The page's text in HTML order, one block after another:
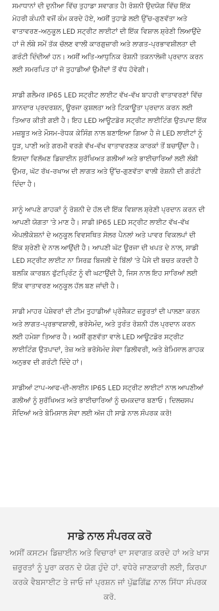
ਸਮਾਧਾਨਾਂ ਦੀ ਦੁਨੀਆ ਵਿੱਚ ਤੁਹਾਡਾ ਸਵਾਗਤ ਹੈ! ਰੋਸ਼ਨੀ ਉਦਯੋਗ ਵਿੱਚ ਇੱਕ
ਮੋਹਰੀ ਕੰਪਨੀ ਵਜੋਂ ਕੰਮ ਕਰਦੇ ਹੋਏ, ਅਸੀਂ ਤੁਹਾਡੇ ਲਈ ਉੱਚ-ਗੁਣਵੱਤਾ ਅਤੇ
ਵਾਤਾਵਰਣ-ਅਨੁਕੂਲ LED ਸਟ੍ਰੀਟ ਲਾਈਟਾਂ ਦੀ ਇੱਕ ਵਿਸ਼ਾਲ ਸ਼੍ਰੇਣੀ ਲਿਆਉਂਦੇ
ਹਾਂ ਜੋ ਲੰਬੇ ਸਮੇਂ ਤੱਕ ਚੱਲਣ ਵਾਲੀ ਕਾਰਗੁਜ਼ਾਰੀ ਅਤੇ ਲਾਗਤ-ਪ੍ਰਭਾਵਸ਼ੀਲਤਾ ਦੀ
ਗਰੰਟੀ ਦਿੰਦੀਆਂ ਹਨ। ਅਸੀਂ ਅਤਿ-ਆਧੁਨਿਕ ਰੋਸ਼ਨੀ ਤਕਨਾਲੋਜੀ ਪ੍ਰਦਾਨ ਕਰਨ
ਲਈ ਸਮਰਪਿਤ ਹਾਂ ਜੋ ਤੁਹਾਡੀਆਂ ਉਮੀਦਾਂ ਤੋਂ ਵੱਧ ਹੋਵੇਗੀ।
ਸਾਡੀ ਗਲੈਮਰ IP65 LED ਸਟ੍ਰੀਟ ਲਾਈਟ ਵੱਖ-ਵੱਖ ਬਾਹਰੀ ਵਾਤਾਵਰਣਾਂ ਵਿੱਚ
ਸ਼ਾਨਦਾਰ ਪ੍ਰਦਰਸ਼ਨ, ਊਰਜਾ ਕੁਸ਼ਲਤਾ ਅਤੇ ਟਿਕਾਊਤਾ ਪ੍ਰਦਾਨ ਕਰਨ ਲਈ
ਤਿਆਰ ਕੀਤੀ ਗਈ ਹੈ। ਇਹ LED ਆਊਟਡੋਰ ਸਟ੍ਰੀਟ ਲਾਈਟਿੰਗ ਉਤਪਾਦ ਇੱਕ
ਮਜ਼ਬੂਤ ​​ਅਤੇ ਮੌਸਮ-ਰੋਧਕ ਕੇਸਿੰਗ ਨਾਲ ਬਣਾਇਆ ਗਿਆ ਹੈ ਜੋ LED ਲਾਈਟਾਂ ਨੂੰ
ਧੂੜ, ਪਾਣੀ ਅਤੇ ਗਰਮੀ ਵਰਗੇ ਵੱਖ-ਵੱਖ ਵਾਤਾਵਰਣਕ ਕਾਰਕਾਂ ਤੋਂ ਬਚਾਉਂਦਾ ਹੈ।
ਇਸਦਾ ਵਿਲੱਖਣ ਡਿਜ਼ਾਈਨ ਸੁਰੱਖਿਅਤ ਗਲੀਆਂ ਅਤੇ ਭਾਈਚਾਰਿਆਂ ਲਈ ਲੰਬੀ
ਉਮਰ, ਘੱਟ ਰੱਖ-ਰਖਾਅ ਦੀ ਲਾਗਤ ਅਤੇ ਉੱਚ-ਗੁਣਵੱਤਾ ਵਾਲੀ ਰੋਸ਼ਨੀ ਦੀ ਗਰੰਟੀ
ਦਿੰਦਾ ਹੈ।
ਸਾਨੂੰ ਆਪਣੇ ਗਾਹਕਾਂ ਨੂੰ ਰੋਸ਼ਨੀ ਦੇ ਹੱਲ ਦੀ ਇੱਕ ਵਿਸ਼ਾਲ ਸ਼੍ਰੇਣੀ ਪ੍ਰਦਾਨ ਕਰਨ ਦੀ
ਆਪਣੀ ਯੋਗਤਾ 'ਤੇ ਮਾਣ ਹੈ। ਸਾਡੀ IP65 LED ਸਟ੍ਰੀਟ ਲਾਈਟ ਵੱਖ-ਵੱਖ
ਐਪਲੀਕੇਸ਼ਨਾਂ ਦੇ ਅਨੁਕੂਲ ਵਿਵਸਥਿਤ ਸੋਲਰ ਪੈਨਲਾਂ ਅਤੇ ਪਾਵਰ ਵਿਕਲਪਾਂ ਦੀ
ਇੱਕ ਸ਼੍ਰੇਣੀ ਦੇ ਨਾਲ ਆਉਂਦੀ ਹੈ। ਆਪਣੀ ਘੱਟ ਊਰਜਾ ਦੀ ਖਪਤ ਦੇ ਨਾਲ, ਸਾਡੀ
LED ਸਟ੍ਰੀਟ ਲਾਈਟ ਨਾ ਸਿਰਫ਼ ਬਿਜਲੀ ਦੇ ਬਿੱਲਾਂ 'ਤੇ ਪੈਸੇ ਦੀ ਬਚਤ ਕਰਦੀ ਹੈ
ਬਲਕਿ ਕਾਰਬਨ ਫੁੱਟਪ੍ਰਿੰਟ ਨੂੰ ਵੀ ਘਟਾਉਂਦੀ ਹੈ, ਜਿਸ ਨਾਲ ਇਹ ਸਾਰਿਆਂ ਲਈ
ਇੱਕ ਵਾਤਾਵਰਣ ਅਨੁਕੂਲ ਹੱਲ ਬਣ ਜਾਂਦੀ ਹੈ।
ਸਾਡੀ ਮਾਹਰ ਪੇਸ਼ੇਵਰਾਂ ਦੀ ਟੀਮ ਤੁਹਾਡੀਆਂ ਪ੍ਰੋਜੈਕਟ ਜ਼ਰੂਰਤਾਂ ਦੀ ਪਾਲਣਾ ਕਰਨ
ਅਤੇ ਲਾਗਤ-ਪ੍ਰਭਾਵਸ਼ਾਲੀ, ਭਰੋਸੇਮੰਦ, ਅਤੇ ਤੁਰੰਤ ਰੋਸ਼ਨੀ ਹੱਲ ਪ੍ਰਦਾਨ ਕਰਨ
ਲਈ ਹਮੇਸ਼ਾ ਤਿਆਰ ਹੈ। ਅਸੀਂ ਗੁਣਵੱਤਾ ਵਾਲੇ LED ਆਊਟਡੋਰ ਸਟ੍ਰੀਟ
ਲਾਈਟਿੰਗ ਉਤਪਾਦਾਂ, ਤੇਜ਼ ਅਤੇ ਭਰੋਸੇਮੰਦ ਸੇਵਾ ਡਿਲੀਵਰੀ, ਅਤੇ ਬੇਮਿਸਾਲ ਗਾਹਕ
ਅਨੁਭਵ ਦੀ ਗਰੰਟੀ ਦਿੰਦੇ ਹਾਂ।
ਸਾਡੀਆਂ ਟਾਪ-ਆਫ-ਦੀ-ਲਾਈਨ IP65 LED ਸਟ੍ਰੀਟ ਲਾਈਟਾਂ ਨਾਲ ਆਪਣੀਆਂ
ਗਲੀਆਂ ਨੂੰ ਸੁਰੱਖਿਅਤ ਅਤੇ ਭਾਈਚਾਰਿਆਂ ਨੂੰ ਚਮਕਦਾਰ ਬਣਾਓ। ਦਿਲਚਸਪ
ਸੌਦਿਆਂ ਅਤੇ ਬੇਮਿਸਾਲ ਸੇਵਾ ਲਈ ਅੱਜ ਹੀ ਸਾਡੇ ਨਾਲ ਸੰਪਰਕ ਕਰੋ!
ਸਾਡੇ ਨਾਲ ਸੰਪਰਕ ਕਰੋ
ਅਸੀਂ ਕਸਟਮ ਡਿਜ਼ਾਈਨ ਅਤੇ ਵਿਚਾਰਾਂ ਦਾ ਸਵਾਗਤ ਕਰਦੇ ਹਾਂ ਅਤੇ ਖਾਸ
ਜ਼ਰੂਰਤਾਂ ਨੂੰ ਪੂਰਾ ਕਰਨ ਦੇ ਯੋਗ ਹੁੰਦੇ ਹਾਂ. ਵਧੇਰੇ ਜਾਣਕਾਰੀ ਲਈ, ਕਿਰਪਾ
ਕਰਕੇ ਵੈਬਸਾਈਟ ਤੇ ਜਾਓ ਜਾਂ ਪ੍ਰਸ਼ਨ ਜਾਂ ਪੁੱਛਗਿੱਛ ਨਾਲ ਸਿੱਧਾ ਸੰਪਰਕ
ਕਰੋ.